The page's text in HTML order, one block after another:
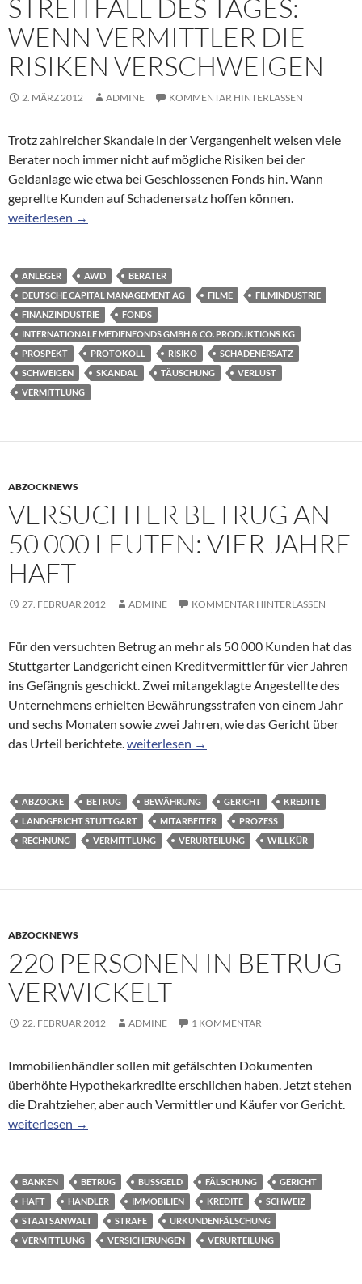
STREITFALL DES TAGES:
WENN VERMITTLER DIE
RISIKEN VERSCHWEIGEN
2. MÄRZ 2012 ADMINE KOMMENTAR HINTERLASSEN
Trotz zahlreicher Skandale in der Vergangenheit weisen viele
Berater noch immer nicht auf mögliche Risiken bei der
Geldanlage wie etwa bei Geschlossenen Fonds hin. Wann
geprellte Kunden auf Schadenersatz hoffen können.
Streitfall des Tages: Wenn Vermittler die Risiken verschweigen
weiterlesen →
ANLEGER AWD
BERATER
DEUTSCHE CAPITAL MANAGEMENT AG
FILME
FILMINDUSTRIE
FINANZINDUSTRIE
FONDS
INTERNATIONALE MEDIENFONDS GMBH & CO. PRODUKTIONS KG
PROSPEKT
PROTOKOLL RISIKO
SCHADENERSATZ
SCHWEIGEN
SKANDAL TÄUSCHUNG
VERLUST
VERMITTLUNG
ABZOCKNEWS
VERSUCHTER BETRUG AN
50 000 LEUTEN: VIER JAHRE
HAFT
27. FEBRUAR 2012 ADMINE KOMMENTAR HINTERLASSEN
Für den versuchten Betrug an mehr als 50 000 Kunden hat das
Stuttgarter Landgericht einen Kreditvermittler für vier Jahren
ins Gefängnis geschickt. Zwei mitangeklagte Angestellte des
Unternehmens erhielten Bewährungsstrafen von einem Jahr
und sechs Monaten sowie zwei Jahren, wie das Gericht über
das Urteil berichtete.Versuchter Betrug an 50 000 Leuten: Vier
weiterlesen →
ABZOCKE BETRUG BEWÄHRUNG GERICHT
KREDITE
LANDGERICHT STUTTGART
MITARBEITER
PROZESS
RECHNUNG
VERMITTLUNG VERURTEILUNG WILLKÜR
ABZOCKNEWS
220 PERSONEN IN BETRUG
VERWICKELT
22. FEBRUAR 2012 ADMINE 1 KOMMENTAR
Immobilienhändler sollen mit gefälschten Dokumenten
überhöhte Hypothekarkredite erschlichen haben. Jetzt stehen
die Drahtzieher, aber auch Vermittler und Käufer vor Gericht.
220 Personen in Betrug verwickelt
weiterlesen →
BANKEN BETRUG BUSSGELD FÄLSCHUNG
GERICHT
HAFT
HÄNDLER IMMOBILIEN KREDITE
SCHWEIZ
STAATSANWALT
STRAFE
URKUNDENFÄLSCHUNG
VERMITTLUNG
VERSICHERUNGEN VERURTEILUNG